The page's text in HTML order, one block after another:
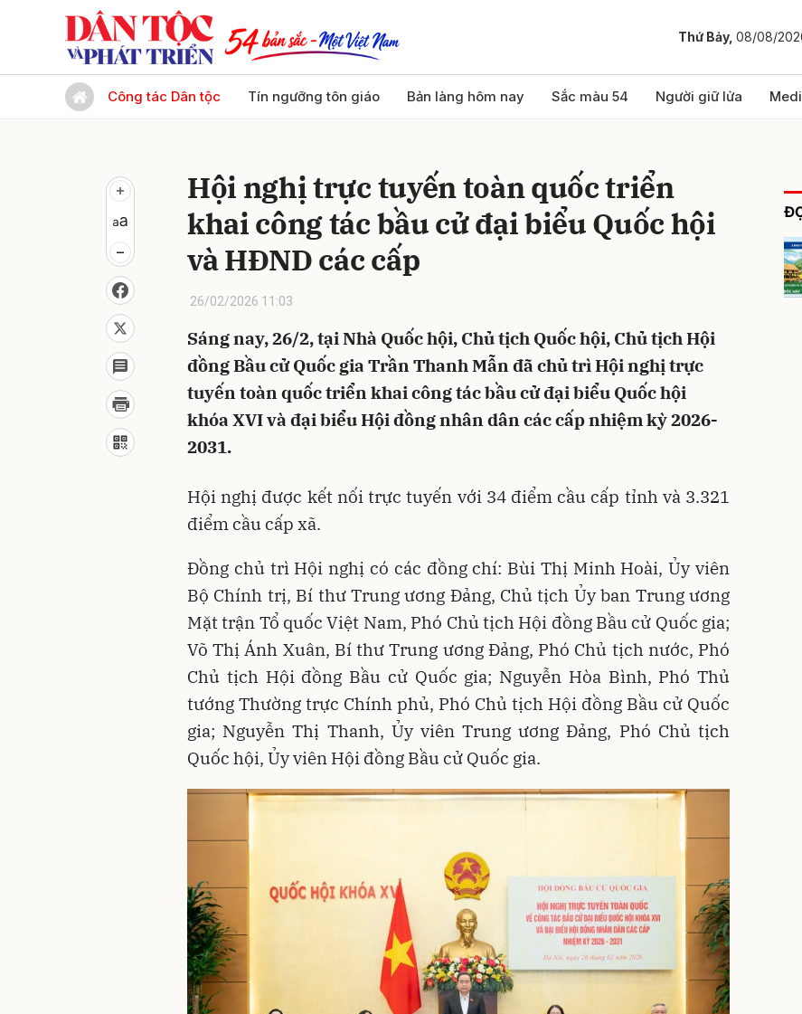
Thứ Bảy, 08/08/
Công tác Dân tộc Tín ngưỡng tôn giáo Bản làng hôm nay Sắc màu 54 Người giữ lửa
Hội nghị trực tuyến toàn quốc triển
khai công tác bầu cử đại biểu Quốc hội
và HĐND các cấp
26/02/2026 11:03
Sáng nay, 26/2, tại Nhà Quốc hội, Chủ tịch Quốc hội, Chủ tịch Hội
đồng Bầu cử Quốc gia Trần Thanh Mẫn đã chủ trì Hội nghị trực
tuyến toàn quốc triển khai công tác bầu cử đại biểu Quốc hội
khóa XVI và đại biểu Hội đồng nhân dân các cấp nhiệm kỳ 2026-
2031.
Hội nghị được kết nối trực tuyến với 34 điểm cầu cấp tỉnh và 3.321
điểm cầu cấp xã.
Đồng chủ trì Hội nghị có các đồng chí: Bùi Thị Minh Hoài, Ủy viên
Bộ Chính trị, Bí thư Trung ương Đảng, Chủ tịch Ủy ban Trung ương
Mặt trận Tổ quốc Việt Nam, Phó Chủ tịch Hội đồng Bầu cử Quốc gia;
Võ Thị Ánh Xuân, Bí thư Trung ương Đảng, Phó Chủ tịch nước, Phó
Chủ tịch Hội đồng Bầu cử Quốc gia; Nguyễn Hòa Bình, Phó Thủ
tướng Thường trực Chính phủ, Phó Chủ tịch Hội đồng Bầu cử Quốc
gia; Nguyễn Thị Thanh, Ủy viên Trung ương Đảng, Phó Chủ tịch
Quốc hội, Ủy viên Hội đồng Bầu cử Quốc gia.
Gửi bình luận